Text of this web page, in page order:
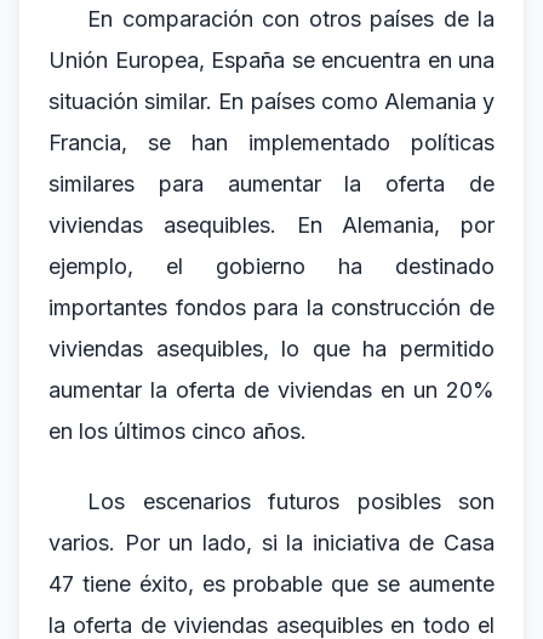
En comparación con otros países de la
Unión Europea, España se encuentra en una
situación similar. En países como Alemania y
Francia, se han implementado políticas
similares para aumentar la oferta de
viviendas asequibles. En Alemania, por
ejemplo, el gobierno ha destinado
importantes fondos para la construcción de
viviendas asequibles, lo que ha permitido
aumentar la oferta de viviendas en un 20%
en los últimos cinco años.
Los escenarios futuros posibles son
varios. Por un lado, si la iniciativa de Casa
47 tiene éxito, es probable que se aumente
la oferta de viviendas asequibles en todo el